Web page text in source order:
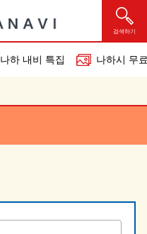
검색하기
나하 내비 특집 나하시 무